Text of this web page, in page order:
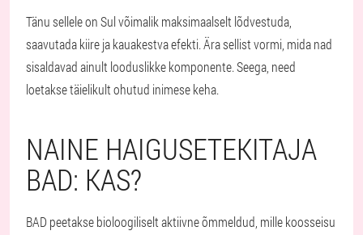
Tänu sellele on Sul võimalik maksimaalselt lõdvestuda,
saavutada kiire ja kauakestva efekti. Ära sellist vormi, mida nad
sisaldavad ainult looduslikke komponente. Seega, need
loetakse täielikult ohutud inimese keha.
NAINE HAIGUSETEKITAJA
BAD: KAS?
BAD peetakse bioloogiliselt aktiivne õmmeldud, mille koosseisu